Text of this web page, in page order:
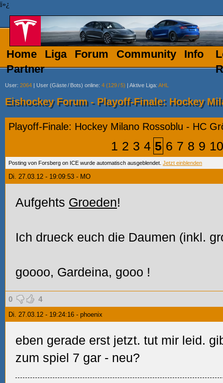
ï»¿
Home Liga Forum Community
Info
Partner
User: 2064 | User (Gäste/ Bots) online: 4 (129/5) | Aktive Liga: AHL
Eishockey Forum - Playoff-Finale: Hockey
Playoff-Finale: Hockey Milano Rossoblu - HC
1 2 3 4 5 6 7 8 9 10
Posting von Forsberg on ICE wurde automatisch ausgeblendet. Jetzt einblenden
Di. 27.03.12 - 19:09:53 - MO
Aufgehts Groeden!
Ich drueck euch die Daumen (inkl.
goooo, Gardeina, gooo !
0 4
Di. 27.03.12 - 19:24:16 - phoenix
eben gerade erst jetzt. tut mir leid.
zum spiel 7 gar - neu?